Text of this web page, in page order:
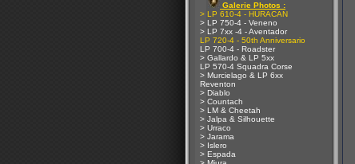
Galerie Photos :
> LP 610-4 - HURACAN
> LP 750-4 - Veneno
> LP 7xx -4 - Aventador
LP 720-4 - 50th Anniversario
LP 700-4 - Roadster
> Gallardo & LP 5xx
LP 570-4 Squadra Corse
> Murcielago & LP 6xx
Reventon
> Diablo
> Countach
> LM & Cheetah
> Jalpa & Silhouette
> Urraco
> Jarama
> Islero
> Espada